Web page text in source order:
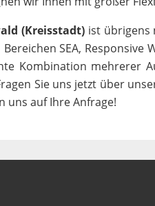
(Kreisstadt)ist übrigens
SEA, Responsive
Kombination mehrerer
Sie uns jetzt über
uns auf Ihre Anfrage!